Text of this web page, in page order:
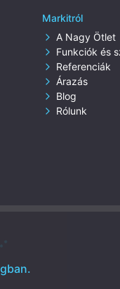
Markitról
A Nagy Ötlet
Funkciók és
Referenciák
Árazás
Blog
Rólunk